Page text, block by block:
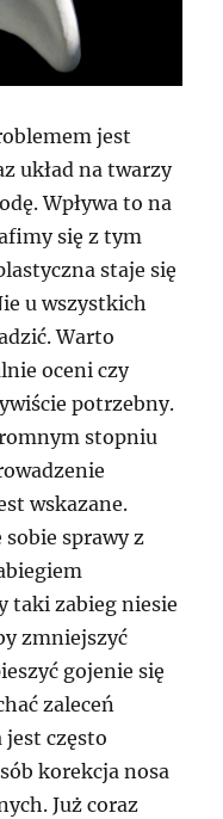
jest
układ na twarzy
Wpływa to na
się z tym
staje się
u wszystkich
Warto
oceni czy
potrzebny.
stopniu
wskazane.
sprawy z
taki zabieg niesie
zmniejszyć
gojenie się
zaleceń
jest często
korekcja nosa
Już coraz